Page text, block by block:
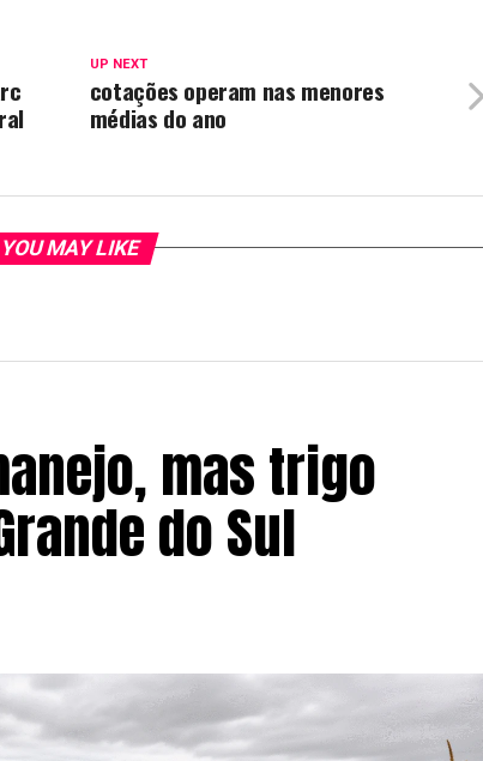
UP NEXT
cotações operam nas menores
médias do ano
YOU MAY LIKE
mas trigo
do Sul